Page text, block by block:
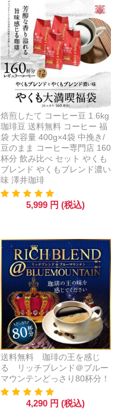
焙煎したて コーヒー豆 1.6kg
珈琲豆 送料無料 コーヒー 福
袋 大容量 400g×4袋 中挽き/
豆のまま コーヒー専門店 160
杯分 飲み比べ セット やくも
ブレンド やくもブレンド濃い
味 澤井珈琲
5,999 円 (税込)
送料無料 珈琲の王を感じ
る リッチブレンド＠ブルー
マウンテンどっさり80杯分！
4,290 円 (税込)